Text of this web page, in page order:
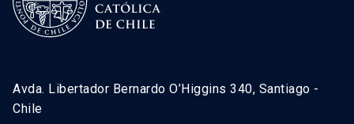
Avda. Libertador Bernardo O’Higgins 340, Santiago -
Chile